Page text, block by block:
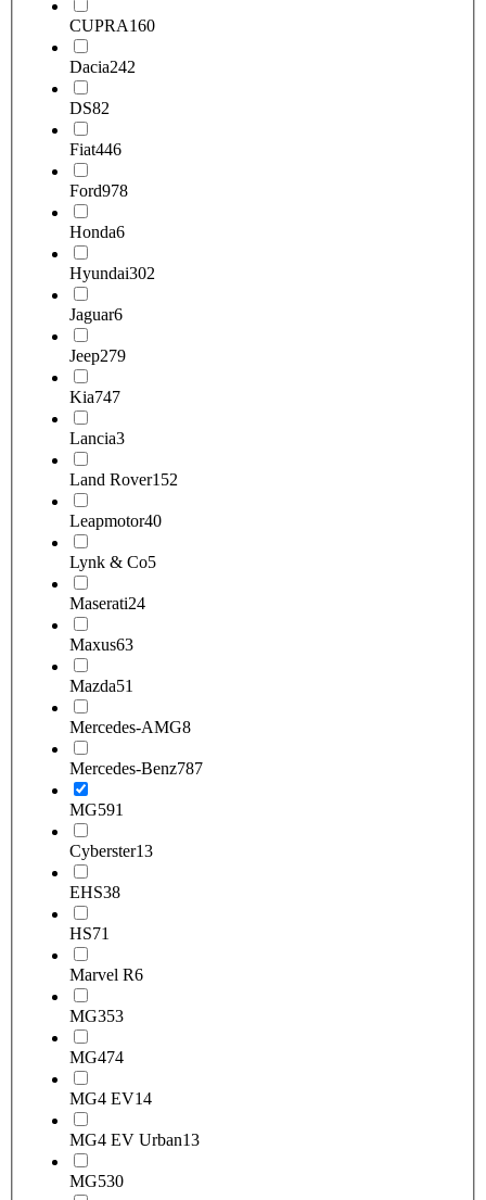
CUPRA160
Dacia242
DS82
Fiat446
Ford978
Honda6
Hyundai302
Jaguar6
Jeep279
Kia747
Lancia3
Land Rover152
Leapmotor40
Lynk & Co5
Maserati24
Maxus63
Mazda51
Mercedes-AMG8
Mercedes-Benz787
MG591
Cyberster13
EHS38
HS71
Marvel R6
MG353
MG474
MG4 EV14
MG4 EV Urban13
MG530